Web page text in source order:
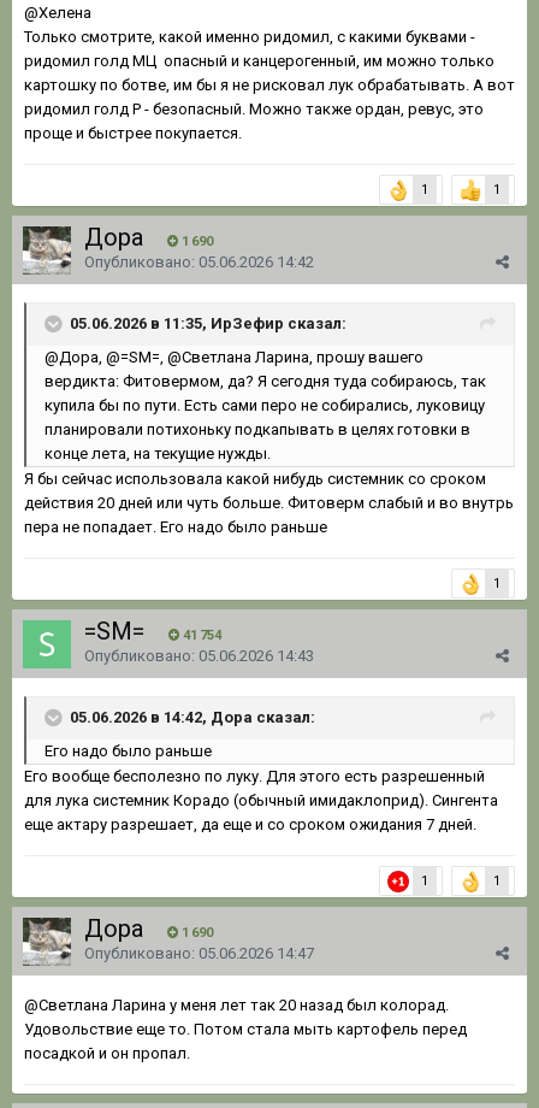
@Хелена
Только смотрите, какой именно ридомил, с какими буквами -
ридомил голд МЦ опасный и канцерогенный, им можно только
картошку по ботве, им бы я не рисковал лук обрабатывать. А вот
ридомил голд Р - безопасный. Можно также ордан, ревус, это
проще и быстрее покупается.
1 1
Дора 1 690
Опубликовано: 05.06.2026 14:42
05.06.2026 в 11:35, ИрЗефир сказал:
@Дора @=SM= @Светлана Ларина , прошу вашего
вердикта: Фитовермом, да? Я сегодня туда собираюсь, так
купила бы по пути. Есть сами перо не собирались, луковицу
планировали потихоньку подкапывать в целях готовки в
конце лета, на текущие нужды.
Я бы сейчас использовала какой нибудь системник со сроком
действия 20 дней или чуть больше. Фитоверм слабый и во внутрь
пера не попадает. Его надо было раньше
1
=SM= 41 754
Опубликовано: 05.06.2026 14:43
05.06.2026 в 14:42, Дора сказал:
Его надо было раньше
Его вообще бесполезно по луку. Для этого есть разрешенный
для лука системник Корадо (обычный имидаклоприд). Сингента
еще актару разрешает, да еще и со сроком ожидания 7 дней.
1 1
Дора 1 690
Опубликовано: 05.06.2026 14:47
@Светлана Ларина у меня лет так 20 назад был колорад.
Удовольствие еще то. Потом стала мыть картофель перед
посадкой и он пропал.